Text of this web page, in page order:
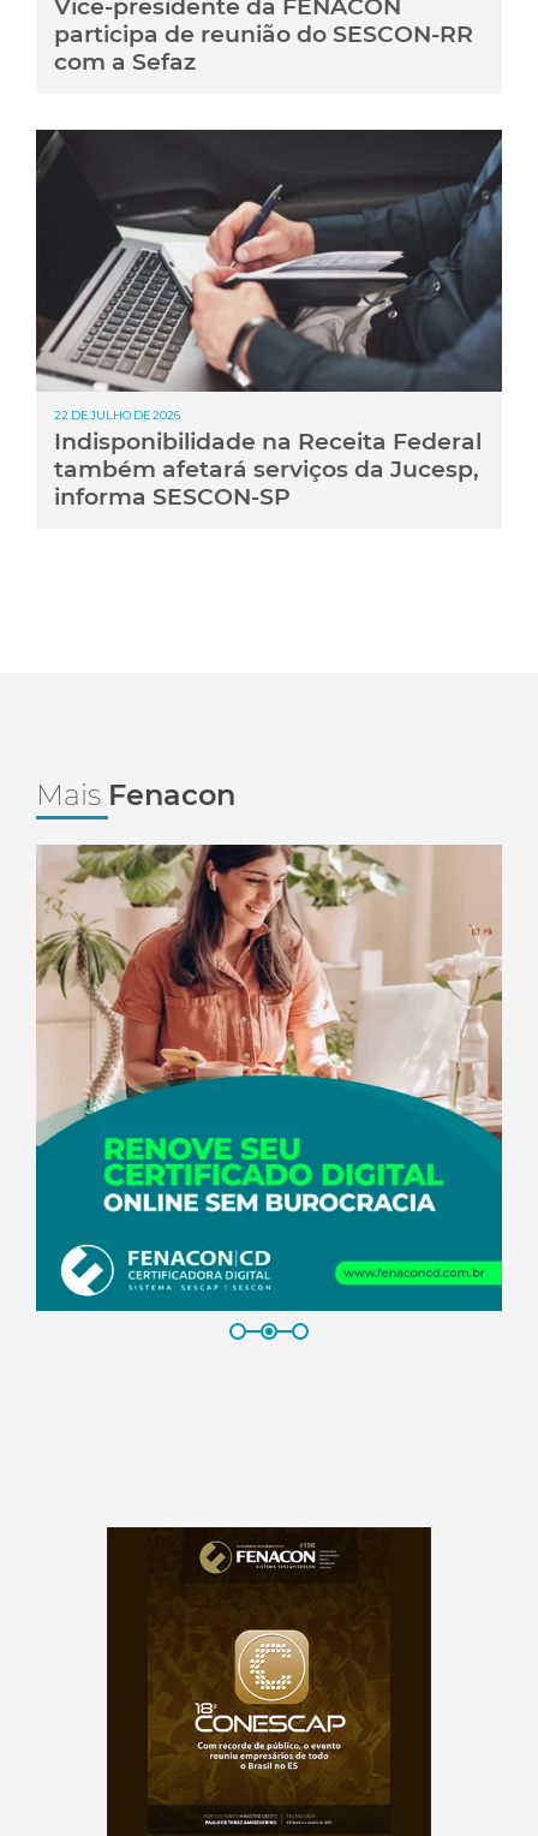
Vice-presidente da FENACON
participa de reunião do SESCON-RR
com a Sefaz
22 DE JULHO DE 2026
Indisponibilidade na Receita Federal
também afetará serviços da Jucesp,
informa SESCON-SP
Mais Fenacon